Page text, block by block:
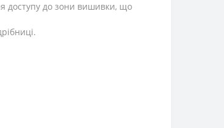
доступу до зони вишивки, що